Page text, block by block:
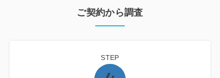
ご契約から調査
STEP